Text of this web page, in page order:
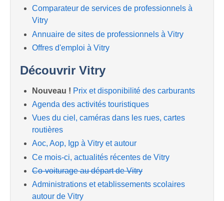
Comparateur de services de professionnels à
Vitry
Annuaire de sites de professionnels à Vitry
Offres d'emploi à Vitry
Découvrir Vitry
Nouveau ! Prix et disponibilité des carburants
Agenda des activités touristiques
Vues du ciel, caméras dans les rues, cartes
routières
Aoc, Aop, Igp à Vitry et autour
Ce mois-ci, actualités récentes de Vitry
Co-voiturage au départ de Vitry
Administrations et etablissements scolaires
autour de Vitry